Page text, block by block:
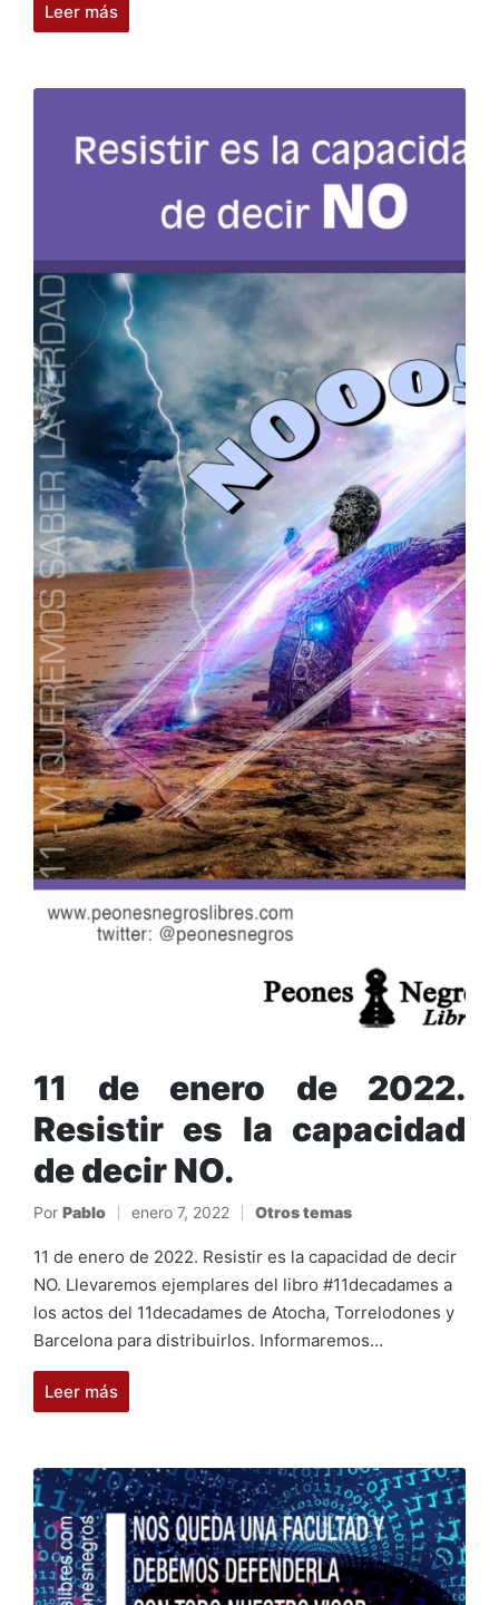
Leer más
11 de enero de 2022.
Resistir es la capacidad
de decir NO.
Publicado
por
Por Pablo enero 7, 2022
Publicado
en
Otros temas
11 de enero de 2022. Resistir es la capacidad de decir
NO. Llevaremos ejemplares del libro #11decadames a
los actos del 11decadames de Atocha, Torrelodones y
Barcelona para distribuirlos. Informaremos…
Leer más